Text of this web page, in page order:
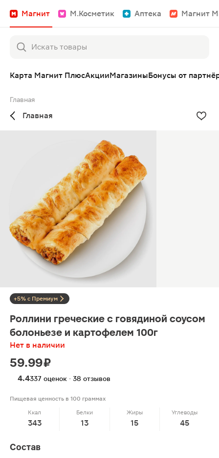
Магнит М.Косметик Аптека Магнит
Карта Магнит ПлюсАкцииМагазиныБонусы от
Главная
Главная
+5% с Премиум
Роллини греческие с говядиной соусом
болоньезе и картофелем 100г
Нет в наличии
59.99 ₽
4.4337 оценок · 38 отзывов
Пищевая ценность в 100 граммах
Ккал
343
Белки
13
Жиры
15
Углеводы
45
Состав